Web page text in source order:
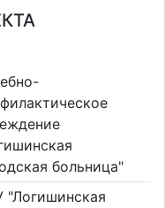
больница"
"Логишинская